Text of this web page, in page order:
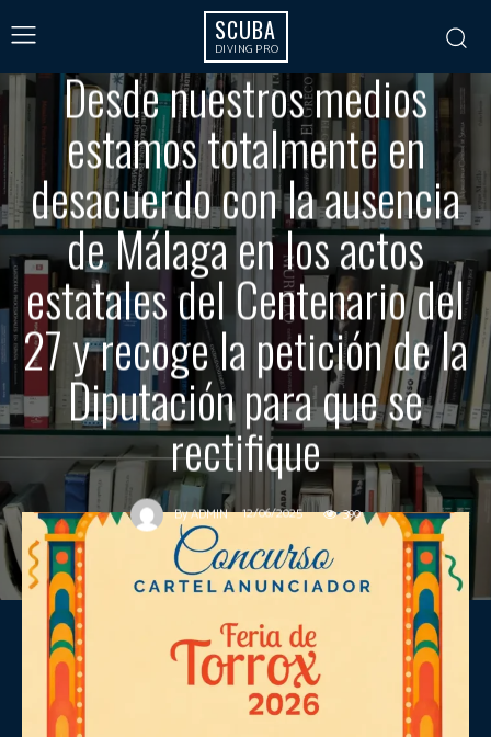
SCUBA
DIVING PRO
CULTURA
Desde nuestros medios
estamos totalmente en
desacuerdo con la ausencia
de Málaga en los actos
estatales del Centenario del
27 y recoge la petición de la
Diputación para que se
rectifique
ByADMIN 12/06/2025 390